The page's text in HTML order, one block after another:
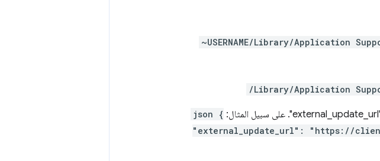
~USERNAME/Library/Application
/Library/Application
json {
"external_update_url": "https://